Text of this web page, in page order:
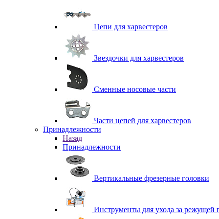
Цепи для харвестеров
Звездочки для харвестеров
Сменные носовые части
Части цепей для харвестеров
Принадлежности
Назад
Принадлежности
Вертикальные фрезерные головки
Инструменты для ухода за режущей